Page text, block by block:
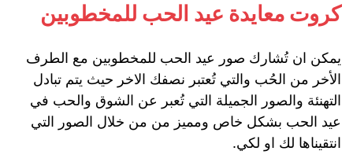
كروت معايدة عيد الحب للمخطوبين
يمكن ان تُشارك صور عيد الحب للمخطوبين مع الطرف
الأخر من الحُب والتي تُعتبر نصفك الاخر حيث يتم تبادل
التهنئة والصور الجميلة التي تُعبر عن الشوق والحب في
عيد الحب بشكل خاص ومميز من من خلال الصور التي
انتقيناها لك او لكي.